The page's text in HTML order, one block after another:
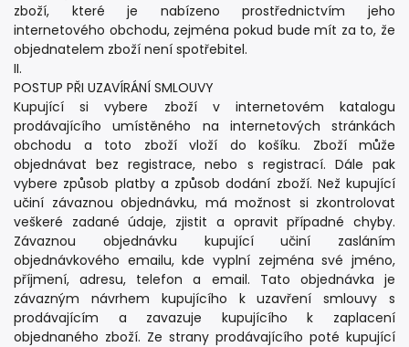
zboží, které je nabízeno prostřednictvím jeho
internetového obchodu, zejména pokud bude mít za to, že
objednatelem zboží není spotřebitel.
II.
POSTUP PŘI UZAVÍRÁNÍ SMLOUVY
Kupující si vybere zboží v internetovém katalogu
prodávajícího umístěného na internetových stránkách
obchodu a toto zboží vloží do košíku. Zboží může
objednávat bez registrace, nebo s registrací. Dále pak
vybere způsob platby a způsob dodání zboží. Než kupující
učiní závaznou objednávku, má možnost si zkontrolovat
veškeré zadané údaje, zjistit a opravit případné chyby.
Závaznou objednávku kupující učiní zasláním
objednávkového emailu, kde vyplní zejména své jméno,
příjmení, adresu, telefon a email. Tato objednávka je
závazným návrhem kupujícího k uzavření smlouvy s
prodávajícím a zavazuje kupujícího k zaplacení
objednaného zboží. Ze strany prodávajícího poté kupující